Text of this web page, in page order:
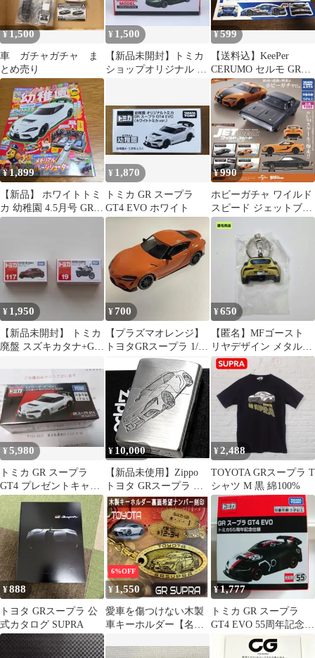
¥1,500
車 ガチャガチャ ま
とめ売り
¥ 1,500
【新品未開封】トミカ
ショップオリジナル ト
¥599
【送料込】KeePer
CERUMO セルモ GRス
ープラ 2025 ステッカー
¥1,899
【新品】 ホワイトトミ
カ 幼稚園 4.5月号 GRス
ープラ GT4 EVO α
¥ 1,870
トミカ GR スープラ
GT4 EVO ホワイト
¥990
ホビーガチャ ワイルド
スピード ジェットブレ
イク トヨタ GRスープ
¥ 1,950
【新品未開封】 トミカ
廃盤 スズキカタナ+GR
¥700
【プラズマオレンジ】
トヨタGRスープラ 1/64
ミニカー
¥650
【匿名】MFゴースト
リヤデザイン メタルキ
ーホルダーコレクショ
ン GRスープラ
¥5,980
トミカ GR スープラ
GT4 プレゼントキャン
ペーン 2026
¥ 10,000
【新品未使用】Zippo
トヨタ GRスープラ オ
イルライター
¥2,488
TOYOTA GRスープラ T
シャツ M 黒 綿100%
¥888
トヨタ GRスープラ 公
式カタログ SUPRA
6%OFF
¥1,550
愛車を傷つけない木製
車キーホルダー【名入
GRスープラ SUPRA ト
¥1,777
トミカ GR スープラ
GT4 EVO 55周年記念仕